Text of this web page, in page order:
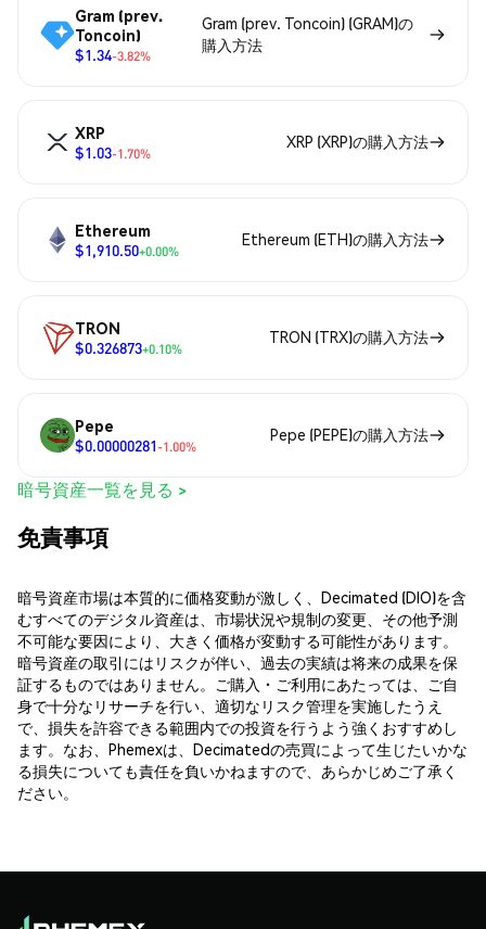
Gram (prev.
Toncoin)
$1.34-3.82%
Gram (prev. Toncoin) (GRAM)の
購入方法
XRP
$1.03-1.70%
XRP (XRP)の購入方法
Ethereum
$1,910.50+0.00%
Ethereum (ETH)の購入方法
TRON
$0.326873+0.10%
TRON (TRX)の購入方法
Pepe
$0.00000281-1.00%
Pepe (PEPE)の購入方法
暗号資産一覧を見る >
免責事項
暗号資産市場は本質的に価格変動が激しく、Decimated (DIO)を含
むすべてのデジタル資産は、市場状況や規制の変更、その他予測
不可能な要因により、大きく価格が変動する可能性があります。
暗号資産の取引にはリスクが伴い、過去の実績は将来の成果を保
証するものではありません。ご購入・ご利用にあたっては、ご自
身で十分なリサーチを行い、適切なリスク管理を実施したうえ
で、損失を許容できる範囲内での投資を行うよう強くおすすめし
ます。なお、Phemexは、Decimatedの売買によって生じたいかな
る損失についても責任を負いかねますので、あらかじめご了承く
ださい。